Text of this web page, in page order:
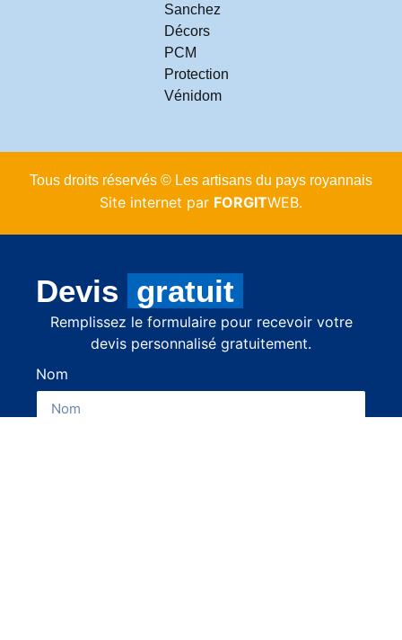
Sanchez
Décors
PCM
Protection
Vénidom
Tous droits réservés © Les artisans du pays royannais
Site internet par FORGITWEB.
Devis gratuit
Remplissez le formulaire pour recevoir votre
devis personnalisé gratuitement.
Nom